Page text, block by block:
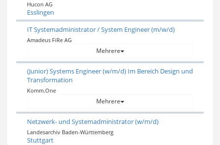
Hucon AG
Esslingen
IT Systemadministrator / System Engineer (m/w/d)
Amadeus FiRe AG
Mehrere
(Junior) Systems Engineer (w/m/d) Im Bereich Design und
Transformation
Komm.One
Mehrere
Netzwerk- und Systemadministrator (w/m/d)
Landesarchiv Baden-Württemberg
Stuttgart